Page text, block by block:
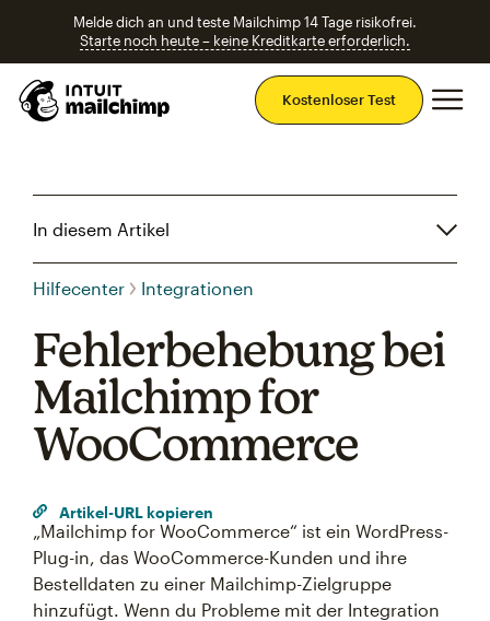
Melde dich an und teste Mailchimp 14 Tage risikofrei.
Starte noch heute – keine Kreditkarte erforderlich.
Kostenloser Test
In diesem Artikel
Hilfecenter Integrationen
Fehlerbehebung bei
Mailchimp for
WooCommerce
Artikel-URL kopieren
„Mailchimp for WooCommerce“ ist ein WordPress-
Plug-in, das WooCommerce-Kunden und ihre
Bestelldaten zu einer Mailchimp-Zielgruppe
hinzufügt. Wenn du Probleme mit der Integration